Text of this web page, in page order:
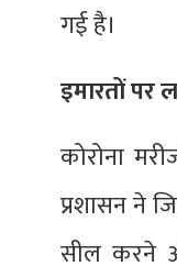
गई है।
इमारतों पर
कोरोना
प्रशासन ने
सील करने